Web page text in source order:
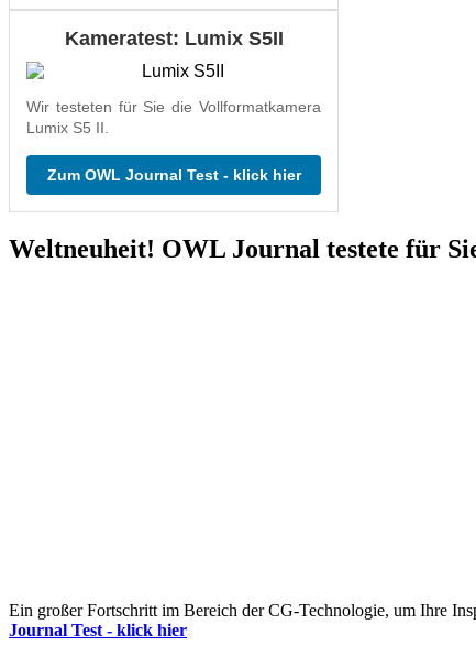
Kameratest: Lumix S5II
Wir testeten für Sie die Vollformatkamera
Lumix S5 II.
Zum OWL Journal Test - klick hier
Weltneuheit! OWL Journal testete für
Ein großer Fortschritt im Bereich der CG-Technologie, um Ihre
Journal Test - klick hier